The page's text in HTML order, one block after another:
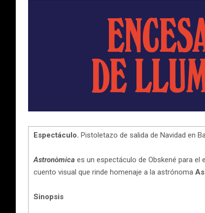
Espectáculo. Pistoletazo de salida de Navidad en
Astronòmica es un espectáculo de Obskené para el
cuento visual que rinde homenaje a la astrónoma
Sinopsis